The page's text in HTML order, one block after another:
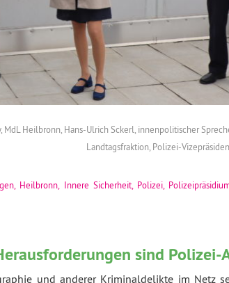
MdL Heilbronn, Hans-Ulrich Sckerl, innenpolitischer
Landtagsfraktion, Polizei-
Heilbronn Innere Sicherheit, Polizei,
sind Polizei-
und anderer Kriminaldelikte im Netz